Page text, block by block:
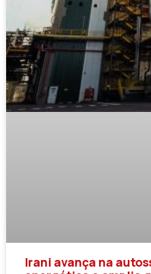
Irani avança na